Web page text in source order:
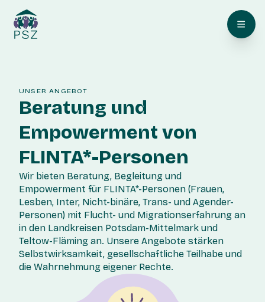
UNSER ANGEBOT
Beratung und
Empowerment von
FLINTA*-Personen
Wir bieten Beratung, Begleitung und
Empowerment für FLINTA*-Personen (Frauen,
Lesben, Inter, Nicht-binäre, Trans- und Agender-
Personen) mit Flucht- und Migrationserfahrung an
in den Landkreisen Potsdam-Mittelmark und
Teltow-Fläming an. Unsere Angebote stärken
Selbstwirksamkeit, gesellschaftliche Teilhabe und
die Wahrnehmung eigener Rechte.